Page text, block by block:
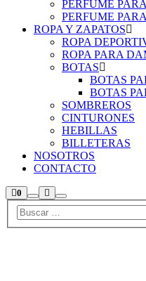
PERFUME
PERFUME
ROPA Y ZAPATOS
ROPA
ROPA PARA
BOTAS
BOTAS
BOTAS
SOMBREROS
CINTURONES
HEBILLAS
BILLETERAS
NOSOTROS
CONTACTO
0